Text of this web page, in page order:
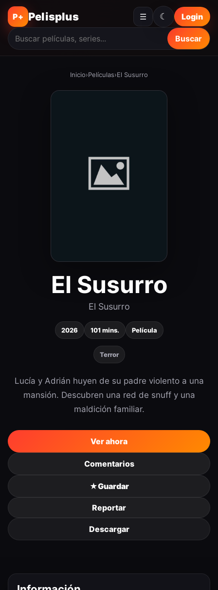
P+ Pelisplus ☰
Buscar
Login
☾
Inicio›Películas›El Susurro
El Susurro
El Susurro
2026 101 mins. Película
Terror
Lucía y Adrián huyen de su padre violento a una
mansión. Descubren una red de snuff y una
maldición familiar.
Ver ahora
Comentarios
★Guardar
Reportar
Descargar